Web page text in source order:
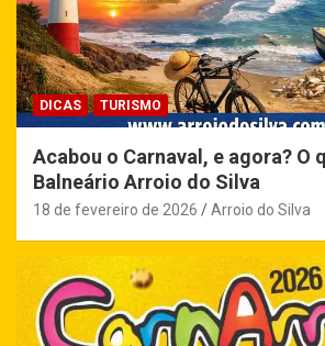
DICAS TURISMO
Acabou o Carnaval, e agora? O
Balneário Arroio do Silva
18 de fevereiro de 2026 Arroio do Silva